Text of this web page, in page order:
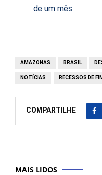
de um mês
AMAZONAS BRASIL
NOTÍCIAS RECESSOS DE
COMPARTILHE
MAIS LIDOS